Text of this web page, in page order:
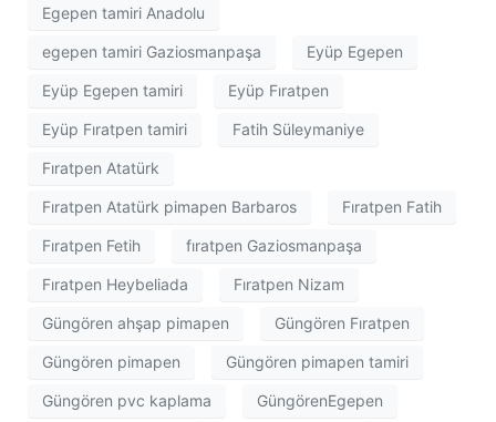
Egepen tamiri Anadolu
egepen tamiri Gaziosmanpaşa Eyüp Egepen
Eyüp Egepen tamiri Eyüp Fıratpen
Eyüp Fıratpen tamiri Fatih Süleymaniye
Fıratpen Atatürk
Fıratpen Atatürk pimapen Barbaros Fıratpen Fatih
Fıratpen Fetih fıratpen Gaziosmanpaşa
Fıratpen Heybeliada Fıratpen Nizam
Güngören ahşap pimapen Güngören Fıratpen
Güngören pimapen Güngören pimapen tamiri
Güngören pvc kaplama GüngörenEgepen